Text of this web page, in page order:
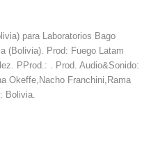
para Laboratorios Bago
(Bolivia). Prod: Fuego Latam
PProd.: . Prod. Audio&Sonido:
Okeffe,Nacho Franchini,Rama
Bolivia.